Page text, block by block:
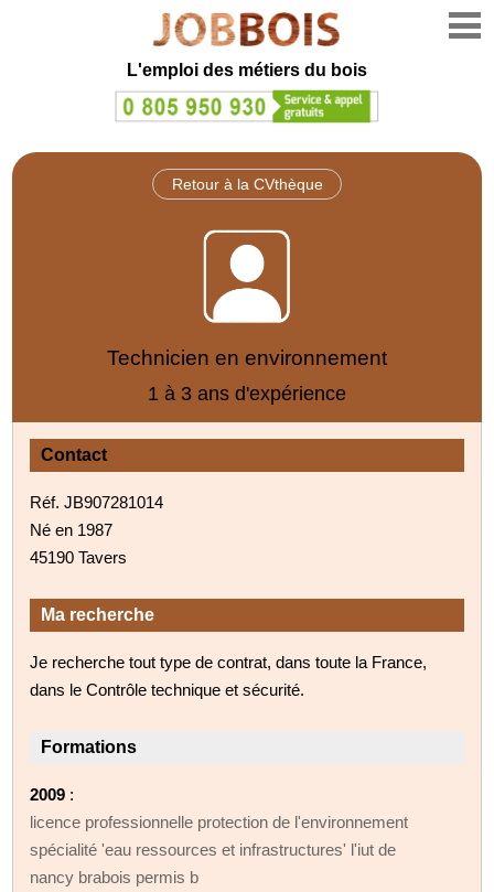
L'emploi des métiers du bois
Retour à la CVthèque
Technicien en environnement
1 à 3 ans d'expérience
Contact
Réf. JB907281014
Né en 1987
45190 Tavers
Ma recherche
Je recherche tout type de contrat, dans toute la France,
dans le Contrôle technique et sécurité.
Formations
2009 :
licence professionnelle protection de l'environnement
spécialité 'eau ressources et infrastructures' l'iut de
nancy brabois permis b